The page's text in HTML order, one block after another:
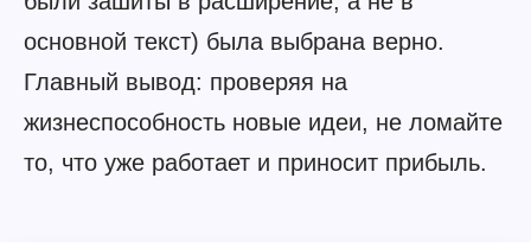
Telegram-канал
Подпишись на наш
основной текст) была выбрана верно.
Главный вывод: проверяя на
жизнеспособность новые идеи, не ломайте
то, что уже работает и приносит прибыль.